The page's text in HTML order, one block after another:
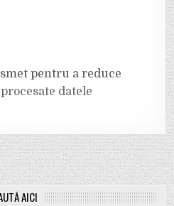
pentru a reduce
datele
AICI